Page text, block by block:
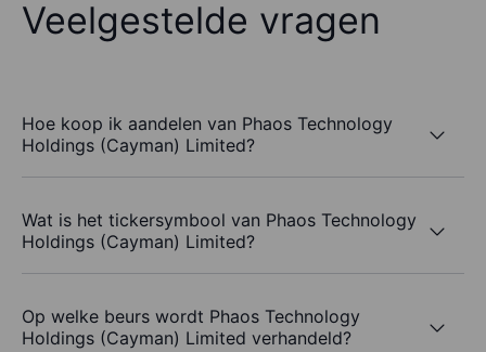
Veelgestelde vragen
Hoe koop ik aandelen van Phaos Technology
Holdings (Cayman) Limited?
Wat is het tickersymbool van Phaos Technology
Holdings (Cayman) Limited?
Op welke beurs wordt Phaos Technology
Holdings (Cayman) Limited verhandeld?